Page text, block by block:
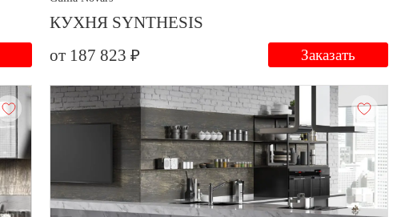
КУХНЯ SYNTHESIS
от 187 823 ₽
Заказать